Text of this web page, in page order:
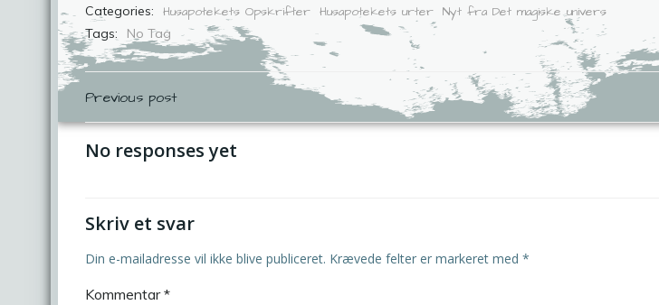
Categories: Husapotekets Opskrifter Husapotekets urter Nyt fra Det magiske univers
Tags: No Tag
Indlægsnavigation
Previous post
No responses yet
Skriv et svar
Din e-mailadresse vil ikke blive publiceret. Krævede felter er markeret med *
Kommentar*